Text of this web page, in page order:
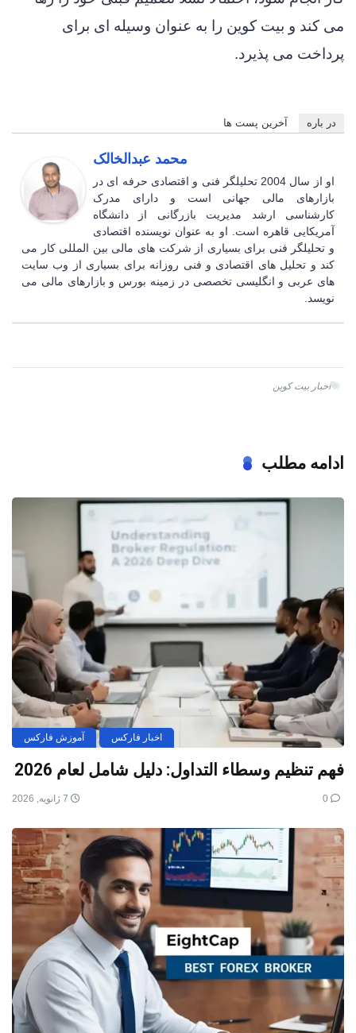
می کند و بیت کوین را به عنوان وسیله ای برای
پرداخت می پذیرد.
در باره آخرین پست ها
محمد عبدالخالک
او از سال 2004 تحلیلگر فنی و اقتصادی حرفه ای در
بازارهای مالی جهانی است و دارای مدرک
کارشناسی ارشد مدیریت بازرگانی از دانشگاه
آمریکایی قاهره است. او به عنوان نویسنده اقتصادی
و تحلیلگر فنی برای بسیاری از شرکت های مالی بین المللی کار می
کند و تحلیل های اقتصادی و فنی روزانه برای بسیاری از وب سایت
های عربی و انگلیسی تخصصی در زمینه بورس و بازارهای مالی می
نویسد.
اخبار بیت کوین
ادامه مطلب
اخبار فارکس آموزش فارکس
فهم تنظيم وسطاء التداول: دليل شامل لعام 2026